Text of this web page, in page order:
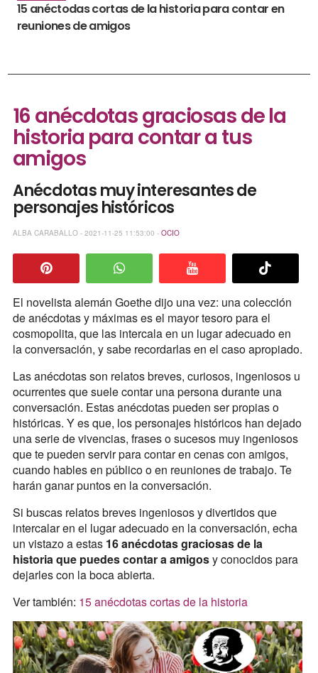
15 anéctodas cortas de la historia para contar en
reuniones de amigos
16 anécdotas graciosas de la
historia para contar a tus
amigos
Anécdotas muy interesantes de
personajes históricos
ALBA CARABALLO - 2021-11-25 11:53:00 - OCIO
El novelista alemán Goethe dijo una vez: una colección
de anécdotas y máximas es el mayor tesoro para el
cosmopolita, que las intercala en un lugar adecuado en
la conversación, y sabe recordarlas en el caso apropiado.
Las anécdotas son relatos breves, curiosos, ingeniosos u
ocurrentes que suele contar una persona durante una
conversación. Estas anécdotas pueden ser propias o
históricas. Y es que, los personajes históricos han dejado
una serie de vivencias, frases o sucesos muy ingeniosos
que te pueden servir para contar en cenas con amigos,
cuando hables en público o en reuniones de trabajo. Te
harán ganar puntos en la conversación.
Si buscas relatos breves ingeniosos y divertidos que
intercalar en el lugar adecuado en la conversación, echa
un vistazo a estas 16 anécdotas graciosas de la
historia que puedes contar a amigosy conocidos para
dejarles con la boca abierta.
Ver también: 15 anécdotas cortas de la historia